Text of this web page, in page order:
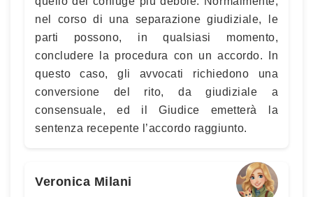
nel corso di una separazione giudiziale, le
parti possono, in qualsiasi momento,
concludere la procedura con un accordo. In
questo caso, gli avvocati richiedono una
conversione del rito, da giudiziale a
consensuale, ed il Giudice emetterà la
sentenza recepente l’accordo raggiunto.
Veronica Milani